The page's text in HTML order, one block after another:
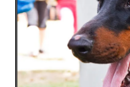
комментариях. А можно просто